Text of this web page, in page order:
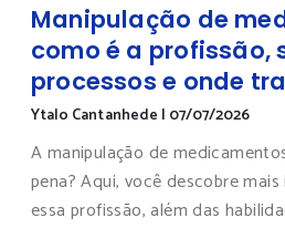
Manipulação de
como é a profissão,
processos e onde
Ytalo Cantanhede | 07/07/2026
A manipulação de
pena? Aqui, você descobre
essa profissão, além das